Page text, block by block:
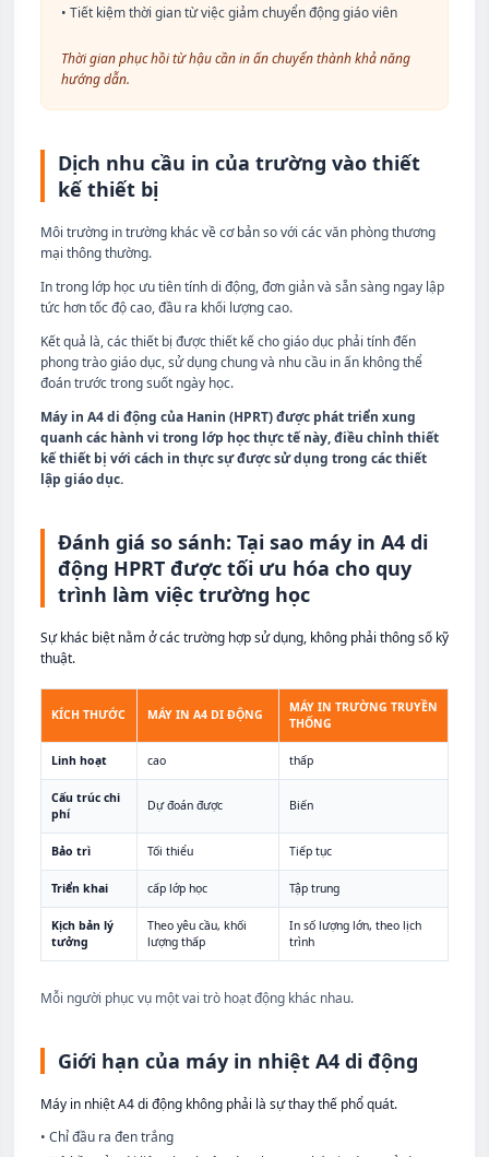
• Tiết kiệm thời gian từ việc giảm chuyển động giáo viên
Thời gian phục hồi từ hậu cần in ấn chuyển thành khả năng
hướng dẫn.
Dịch nhu cầu in của trường vào thiết
kế thiết bị
Môi trường in trường khác về cơ bản so với các văn phòng thương
mại thông thường.
In trong lớp học ưu tiên tính di động, đơn giản và sẵn sàng ngay lập
tức hơn tốc độ cao, đầu ra khối lượng cao.
Kết quả là, các thiết bị được thiết kế cho giáo dục phải tính đến
phong trào giáo dục, sử dụng chung và nhu cầu in ấn không thể
đoán trước trong suốt ngày học.
Máy in A4 di động của Hanin (HPRT) được phát triển xung
quanh các hành vi trong lớp học thực tế này, điều chỉnh thiết
kế thiết bị với cách in thực sự được sử dụng trong các thiết
lập giáo dục.
Đánh giá so sánh: Tại sao máy in A4 di
động HPRT được tối ưu hóa cho quy
trình làm việc trường học
Sự khác biệt nằm ở các trường hợp sử dụng, không phải thông số kỹ
thuật.
KÍCH THƯỚC MÁY IN A4 DI ĐỘNG
MÁY IN TRƯỜNG TRUYỀN
THỐNG
Linh hoạt cao thấp
Cấu trúc chi
phí
Dự đoán được Biến
Bảo trì Tối thiểu Tiếp tục
Triển khai cấp lớp học Tập trung
Kịch bản lý
tưởng
Theo yêu cầu, khối
lượng thấp
In số lượng lớn, theo lịch
trình
Mỗi người phục vụ một vai trò hoạt động khác nhau.
Giới hạn của máy in nhiệt A4 di động
Máy in nhiệt A4 di động không phải là sự thay thế phổ quát.
• Chỉ đầu ra đen trắng